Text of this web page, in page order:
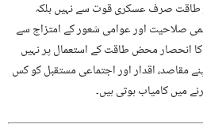
طاقت صرف عسکری قوت سے نہیں بلکہ
صلاحیت اور عوامی شعور کے امتزاج سے
کا انحصار محض طاقت کے استعمال پر نہیں
مقاصد، اقدار اور اجتماعی مستقبل کو کس
میں کامیاب ہوتی ہیں۔